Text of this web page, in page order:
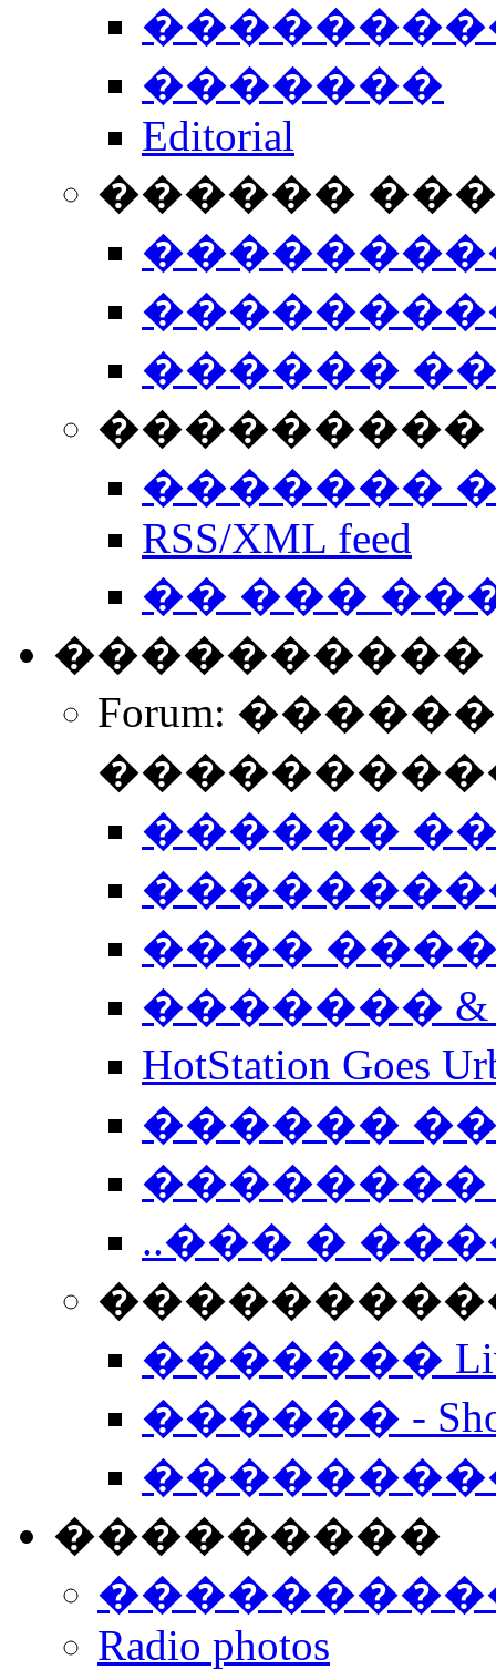
�������
Editorial
������
������
���������
�������
RSS/XML feed
�� ���
����������
Forum:
������
����
�������
HotStation
������
��������
..��� �
����������
�������
������ -
���������
Radio photos